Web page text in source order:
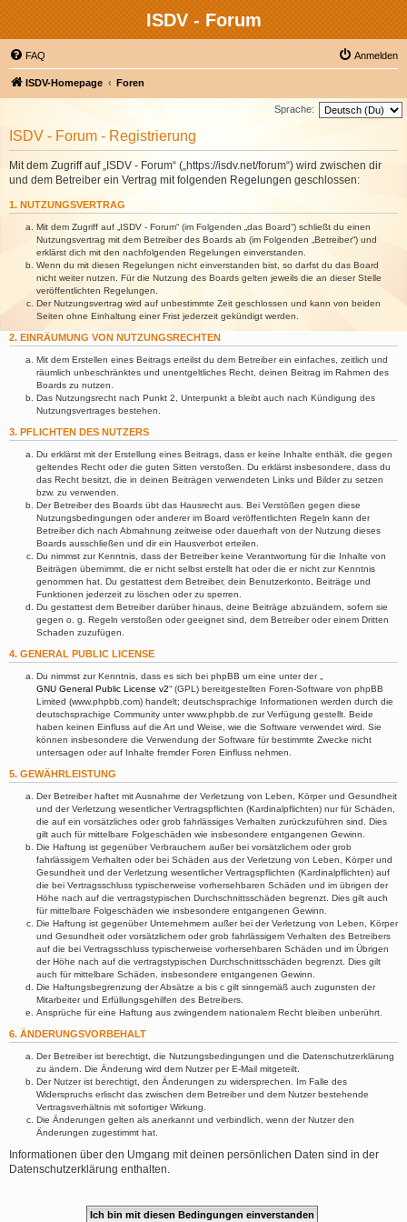
ISDV - Forum
FAQ Anmelden
ISDV-Homepage Foren
Sprache:
ISDV - Forum - Registrierung
Mit dem Zugriff auf „ISDV - Forum“ („https://isdv.net/forum“) wird zwischen dir
und dem Betreiber ein Vertrag mit folgenden Regelungen geschlossen:
1. NUTZUNGSVERTRAG
Mit dem Zugriff auf „ISDV - Forum“ (im Folgenden „das Board“) schließt du einen
Nutzungsvertrag mit dem Betreiber des Boards ab (im Folgenden „Betreiber“) und
erklärst dich mit den nachfolgenden Regelungen einverstanden.
Wenn du mit diesen Regelungen nicht einverstanden bist, so darfst du das Board
nicht weiter nutzen. Für die Nutzung des Boards gelten jeweils die an dieser Stelle
veröffentlichten Regelungen.
Der Nutzungsvertrag wird auf unbestimmte Zeit geschlossen und kann von beiden
Seiten ohne Einhaltung einer Frist jederzeit gekündigt werden.
2. EINRÄUMUNG VON NUTZUNGSRECHTEN
Mit dem Erstellen eines Beitrags erteilst du dem Betreiber ein einfaches, zeitlich und
räumlich unbeschränktes und unentgeltliches Recht, deinen Beitrag im Rahmen des
Boards zu nutzen.
Das Nutzungsrecht nach Punkt 2, Unterpunkt a bleibt auch nach Kündigung des
Nutzungsvertrages bestehen.
3. PFLICHTEN DES NUTZERS
Du erklärst mit der Erstellung eines Beitrags, dass er keine Inhalte enthält, die gegen
geltendes Recht oder die guten Sitten verstoßen. Du erklärst insbesondere, dass du
das Recht besitzt, die in deinen Beiträgen verwendeten Links und Bilder zu setzen
bzw. zu verwenden.
Der Betreiber des Boards übt das Hausrecht aus. Bei Verstößen gegen diese
Nutzungsbedingungen oder anderer im Board veröffentlichten Regeln kann der
Betreiber dich nach Abmahnung zeitweise oder dauerhaft von der Nutzung dieses
Boards ausschließen und dir ein Hausverbot erteilen.
Du nimmst zur Kenntnis, dass der Betreiber keine Verantwortung für die Inhalte von
Beiträgen übernimmt, die er nicht selbst erstellt hat oder die er nicht zur Kenntnis
genommen hat. Du gestattest dem Betreiber, dein Benutzerkonto, Beiträge und
Funktionen jederzeit zu löschen oder zu sperren.
Du gestattest dem Betreiber darüber hinaus, deine Beiträge abzuändern, sofern sie
gegen o. g. Regeln verstoßen oder geeignet sind, dem Betreiber oder einem Dritten
Schaden zuzufügen.
4. GENERAL PUBLIC LICENSE
Du nimmst zur Kenntnis, dass es sich bei phpBB um eine unter der „
GNU General Public License v2“ (GPL) bereitgestellten Foren-Software von phpBB
Limited (www.phpbb.com) handelt; deutschsprachige Informationen werden durch die
deutschsprachige Community unter www.phpbb.de zur Verfügung gestellt. Beide
haben keinen Einfluss auf die Art und Weise, wie die Software verwendet wird. Sie
können insbesondere die Verwendung der Software für bestimmte Zwecke nicht
untersagen oder auf Inhalte fremder Foren Einfluss nehmen.
5. GEWÄHRLEISTUNG
Der Betreiber haftet mit Ausnahme der Verletzung von Leben, Körper und Gesundheit
und der Verletzung wesentlicher Vertragspflichten (Kardinalpflichten) nur für Schäden,
die auf ein vorsätzliches oder grob fahrlässiges Verhalten zurückzuführen sind. Dies
gilt auch für mittelbare Folgeschäden wie insbesondere entgangenen Gewinn.
Die Haftung ist gegenüber Verbrauchern außer bei vorsätzlichem oder grob
fahrlässigem Verhalten oder bei Schäden aus der Verletzung von Leben, Körper und
Gesundheit und der Verletzung wesentlicher Vertragspflichten (Kardinalpflichten) auf
die bei Vertragsschluss typischerweise vorhersehbaren Schäden und im übrigen der
Höhe nach auf die vertragstypischen Durchschnittsschäden begrenzt. Dies gilt auch
für mittelbare Folgeschäden wie insbesondere entgangenen Gewinn.
Die Haftung ist gegenüber Unternehmern außer bei der Verletzung von Leben, Körper
und Gesundheit oder vorsätzlichem oder grob fahrlässigem Verhalten des Betreibers
auf die bei Vertragsschluss typischerweise vorhersehbaren Schäden und im Übrigen
der Höhe nach auf die vertragstypischen Durchschnittsschäden begrenzt. Dies gilt
auch für mittelbare Schäden, insbesondere entgangenen Gewinn.
Die Haftungsbegrenzung der Absätze a bis c gilt sinngemäß auch zugunsten der
Mitarbeiter und Erfüllungsgehilfen des Betreibers.
Ansprüche für eine Haftung aus zwingendem nationalem Recht bleiben unberührt.
6. ÄNDERUNGSVORBEHALT
Der Betreiber ist berechtigt, die Nutzungsbedingungen und die Datenschutzerklärung
zu ändern. Die Änderung wird dem Nutzer per E-Mail mitgeteilt.
Der Nutzer ist berechtigt, den Änderungen zu widersprechen. Im Falle des
Widerspruchs erlischt das zwischen dem Betreiber und dem Nutzer bestehende
Vertragsverhältnis mit sofortiger Wirkung.
Die Änderungen gelten als anerkannt und verbindlich, wenn der Nutzer den
Änderungen zugestimmt hat.
Informationen über den Umgang mit deinen persönlichen Daten sind in der
Datenschutzerklärung enthalten.